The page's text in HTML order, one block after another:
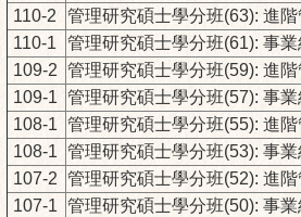
110-2
管理研究碩士學分班(63): 進
110-1
管理研究碩士學分班(61): 事
109-2 管理研究碩士學分班(59): 進
109-1 管理研究碩士學分班(57): 事
108-1 管理研究碩士學分班(55): 進
108-1 管理研究碩士學分班(53): 事
107-2 管理研究碩士學分班(52): 進
107-1 管理研究碩士學分班(50): 事